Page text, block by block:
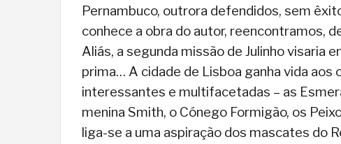
Pernambuco, outrora defendidos, sem
conhece a obra do autor, reencontramos,
Aliás, a segunda missão de Julinho visaria
prima… A cidade de Lisboa ganha vida aos
interessantes e multifacetadas – as
menina Smith, o Cónego Formigão, os
liga-se a uma aspiração dos mascates do